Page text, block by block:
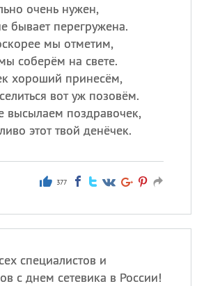
очень нужен,
бывает перегружена.
мы отметим,
соберём на свете.
хороший принесём,
вот уж позовём.
высылаем поздравочек,
этот твой денёчек.
377
специалистов и
с днем сетевика в России!